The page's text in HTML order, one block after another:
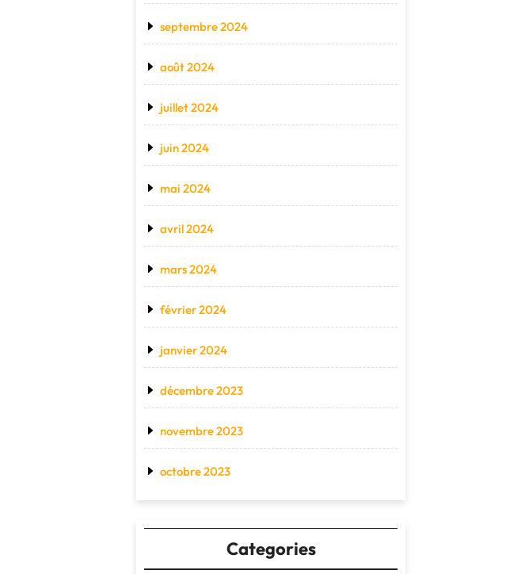
septembre 2024
août 2024
juillet 2024
juin 2024
mai 2024
avril 2024
mars 2024
février 2024
janvier 2024
décembre 2023
novembre 2023
octobre 2023
Categories